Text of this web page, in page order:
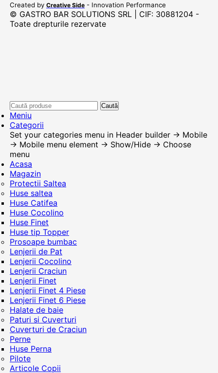
Created by Creative Side - Innovation Performance
© GASTRO BAR SOLUTIONS SRL | CIF: 30881204 -
Toate drepturile rezervate
Caută
Meniu
Categorii
Set your categories menu in Header builder -> Mobile
-> Mobile menu element -> Show/Hide -> Choose
menu
Acasa
Magazin
Protectii Saltea
Huse saltea
Huse Catifea
Huse Cocolino
Huse Finet
Huse tip Topper
Prosoape bumbac
Lenjerii de Pat
Lenjerii Cocolino
Lenjerii Craciun
Lenjerii Finet
Lenjerii Finet 4 Piese
Lenjerii Finet 6 Piese
Halate de baie
Paturi si Cuverturi
Cuverturi de Craciun
Perne
Huse Perna
Pilote
Articole Copii